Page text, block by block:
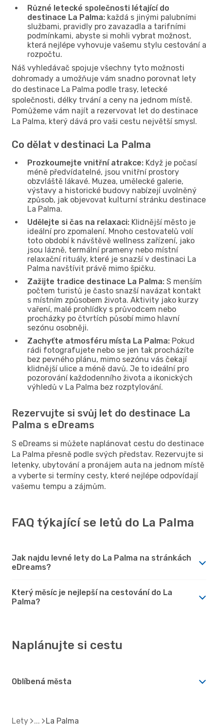
Různé letecké společnosti létající do
destinace La Palma: každá s jinými palubními
službami, pravidly pro zavazadla a tarifními
podmínkami, abyste si mohli vybrat možnost,
která nejlépe vyhovuje vašemu stylu cestování a
rozpočtu.
Náš vyhledávač spojuje všechny tyto možnosti
dohromady a umožňuje vám snadno porovnat lety
do destinace La Palma podle trasy, letecké
společnosti, délky trvání a ceny na jednom místě.
Pomůžeme vám najít a rezervovat let do destinace
La Palma, který dává pro vaši cestu největší smysl.
Co dělat v destinaci La Palma
Prozkoumejte vnitřní atrakce: Když je počasí
méně předvídatelné, jsou vnitřní prostory
obzvláště lákavé. Muzea, umělecké galerie,
výstavy a historické budovy nabízejí uvolněný
způsob, jak objevovat kulturní stránku destinace
La Palma.
Udělejte si čas na relaxaci: Klidnější město je
ideální pro zpomalení. Mnoho cestovatelů volí
toto období k návštěvě wellness zařízení, jako
jsou lázně, termální prameny nebo místní
relaxační rituály, které je snazší v destinaci La
Palma navštívit právě mimo špičku.
Zažijte tradice destinace La Palma: S menším
počtem turistů je často snazší navázat kontakt
s místním způsobem života. Aktivity jako kurzy
vaření, malé prohlídky s průvodcem nebo
procházky po čtvrtích působí mimo hlavní
sezónu osobněji.
Zachyťte atmosféru místa La Palma: Pokud
rádi fotografujete nebo se jen tak procházíte
bez pevného plánu, mimo sezónu vás čekají
klidnější ulice a méně davů. Je to ideální pro
pozorování každodenního života a ikonických
výhledů v La Palma bez rozptylování.
Rezervujte si svůj let do destinace La
Palma s eDreams
S eDreams si můžete naplánovat cestu do destinace
La Palma přesně podle svých představ. Rezervujte si
letenky, ubytování a pronájem auta na jednom místě
a vyberte si termíny cesty, které nejlépe odpovídají
vašemu tempu a zájmům.
FAQ týkající se letů do La Palma
Jak najdu levné lety do La Palma na stránkách
eDreams?
Který měsíc je nejlepší na cestování do La
Palma?
Naplánujte si cestu
Oblíbená města
Lety La Palma